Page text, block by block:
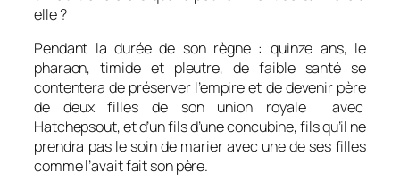
elle ?
Pendant la durée de son règne : quinze ans, le
pharaon, timide et pleutre, de faible santé se
contentera de préserver l’empire et de devenir père
de deux filles de son union royale avec
Hatchepsout, et d’un fils d’une concubine, fils qu’il ne
prendra pas le soin de marier avec une de ses filles
comme l’avait fait son père.